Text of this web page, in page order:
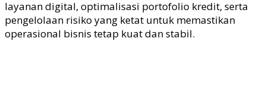
layanan digital, optimalisasi portofolio kredit, serta
pengelolaan risiko yang ketat untuk memastikan
operasional bisnis tetap kuat dan stabil.